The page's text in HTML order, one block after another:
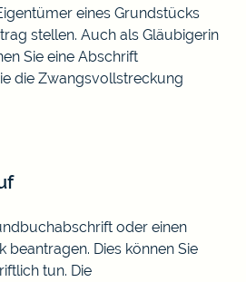
eines Grundstücks
stellen. Auch als Gläubigerin
Sie eine Abschrift
die Zwangsvollstreckung
oder einen
Dies können Sie
tun. Die